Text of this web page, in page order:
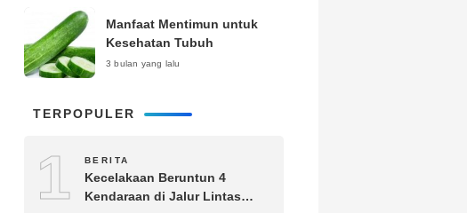
Manfaat Mentimun untuk
Kesehatan Tubuh
3 bulan yang lalu
TERPOPULER
1 BERITA
Kecelakaan Beruntun 4
Kendaraan di Jalur Lintas